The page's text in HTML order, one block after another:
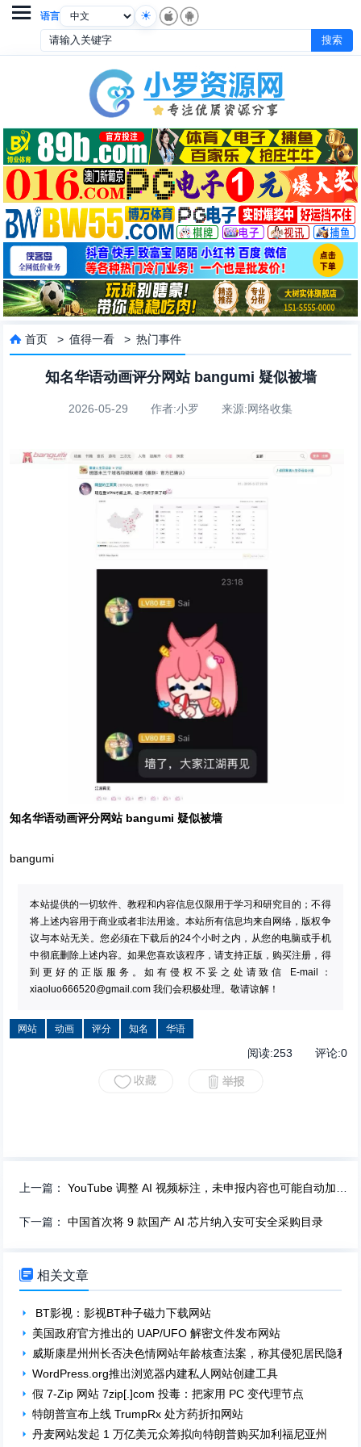
语言

 首页 >值得一看 >热门事件
知名华语动画评分网站 bangumi 疑似被墙
2026-05-29 作者:小罗 来源:网络收集
知名华语动画评分网站 bangumi 疑似被墙
bangumi
本站提供的一切软件、教程和内容信息仅限用于学习和研究目的；不得
将上述内容用于商业或者非法用途。本站所有信息均来自网络，版权争
议与本站无关。您必须在下载后的24个小时之内，从您的电脑或手机
中彻底删除上述内容。如果您喜欢该程序，请支持正版，购买注册，得
到更好的正版服务。如有侵权不妥之处请致信 E-mail：
xiaoluo666520@gmail.com 我们会积极处理。敬请谅解！
网站 动画 评分 知名 华语
阅读:253 评论:0
上一篇：YouTube 调整 AI 视频标注，未申报内容也可能自动加标签
下一篇：中国首次将 9 款国产 AI 芯片纳入安可安全采购目录
 相关文章
BT影视：影视BT种子磁力下载网站
美国政府官方推出的 UAP/UFO 解密文件发布网站
威斯康星州州长否决色情网站年龄核查法案，称其侵犯居民隐私
WordPress.org推出浏览器内建私人网站创建工具
假 7-Zip 网站 7zip[.]com 投毒：把家用 PC 变代理节点
特朗普宣布上线 TrumpRx 处方药折扣网站
丹麦网站发起 1 万亿美元众筹拟向特朗普购买加利福尼亚州